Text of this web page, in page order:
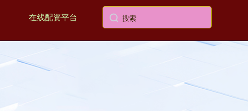
在线配资平台